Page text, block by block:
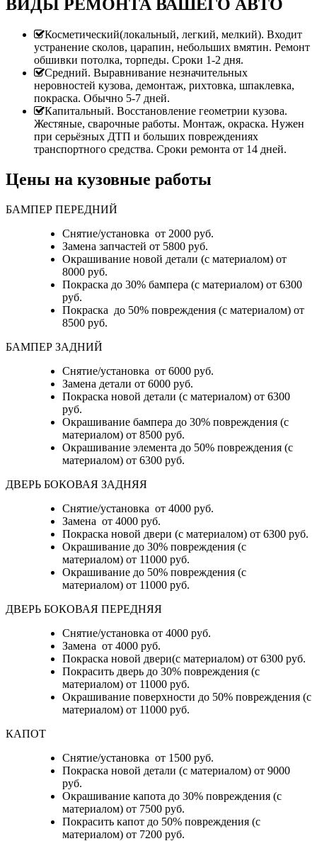
ВИДЫ РЕМОНТА ВАШЕГО АВТО
Косметический(локальный, легкий, мелкий). Входит
устранение сколов, царапин, небольших вмятин. Ремонт
обшивки потолка, торпеды. Сроки 1-2 дня.
Средний. Выравнивание незначительных
неровностей кузова, демонтаж, рихтовка, шпаклевка,
покраска. Обычно 5-7 дней.
Капитальный. Восстановление геометрии кузова.
Жестяные, сварочные работы. Монтаж, окраска. Нужен
при серьёзных ДТП и больших повреждениях
транспортного средства. Сроки ремонта от 14 дней.
Цены на кузовные работы
БАМПЕР ПЕРЕДНИЙ
Снятие/установка от 2000 руб.
Замена запчастей от 5800 руб.
Окрашивание новой детали (с материалом) от
8000 руб.
Покраска до 30% бампера (с материалом) от 6300
руб.
Покраска до 50% повреждения (с материалом) от
8500 руб.
БАМПЕР ЗАДНИЙ
Снятие/установка от 6000 руб.
Замена детали от 6000 руб.
Покраска новой детали (с материалом) от 6300
руб.
Окрашивание бампера до 30% повреждения (с
материалом) от 8500 руб.
Окрашивание элемента до 50% повреждения (с
материалом) от 6300 руб.
ДВЕРЬ БОКОВАЯ ЗАДНЯЯ
Снятие/установка от 4000 руб.
Замена от 4000 руб.
Покраска новой двери (с материалом) от 6300 руб.
Окрашивание до 30% повреждения (с
материалом) от 11000 руб.
Окрашивание до 50% повреждения (с
материалом) от 11000 руб.
ДВЕРЬ БОКОВАЯ ПЕРЕДНЯЯ
Снятие/установка от 4000 руб.
Замена от 4000 руб.
Покраска новой двери(с материалом) от 6300 руб.
Покрасить дверь до 30% повреждения (с
материалом) от 11000 руб.
Окрашивание поверхности до 50% повреждения (с
материалом) от 11000 руб.
КАПОТ
Снятие/установка от 1500 руб.
Покраска новой детали (с материалом) от 9000
руб.
Окрашивание капота до 30% повреждения (с
материалом) от 7500 руб.
Покрасить капот до 50% повреждения (с
материалом) от 7200 руб.